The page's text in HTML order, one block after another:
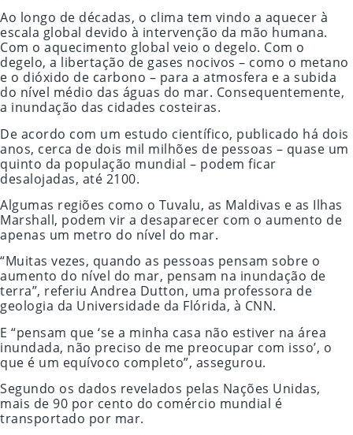
Ao longo de décadas, o clima tem vindo a aquecer à
escala global devido à intervenção da mão humana.
Com o aquecimento global veio o degelo. Com o
degelo, a libertação de gases nocivos – como o metano
e o dióxido de carbono – para a atmosfera e a subida
do nível médio das águas do mar. Consequentemente,
a inundação das cidades costeiras.
De acordo com um estudo científico, publicado há dois
anos, cerca de dois mil milhões de pessoas – quase um
quinto da população mundial – podem ficar
desalojadas, até 2100.
Algumas regiões como o Tuvalu, as Maldivas e as Ilhas
Marshall, podem vir a desaparecer com o aumento de
apenas um metro do nível do mar.
“Muitas vezes, quando as pessoas pensam sobre o
aumento do nível do mar, pensam na inundação de
terra”, referiu Andrea Dutton, uma professora de
geologia da Universidade da Flórida, à CNN.
E “pensam que ‘se a minha casa não estiver na área
inundada, não preciso de me preocupar com isso’, o
que é um equívoco completo”, assegurou.
Segundo os dados revelados pelas Nações Unidas,
mais de 90 por cento do comércio mundial é
transportado por mar.